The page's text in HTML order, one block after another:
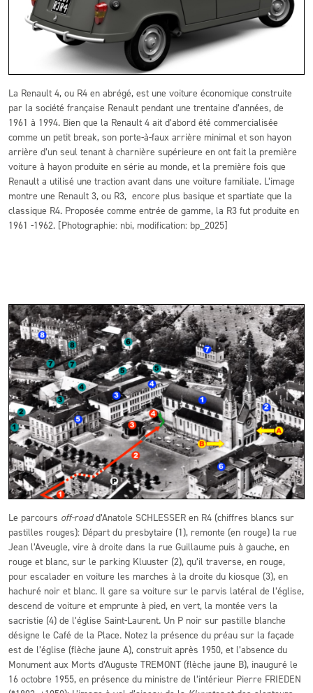
La Renault 4, ou R4 en abrégé, est une voiture économique construite
par la société française Renault pendant une trentaine d’années, de
1961 à 1994. Bien que la Renault 4 ait d’abord été commercialisée
comme un petit break, son porte-à-faux arrière minimal et son hayon
arrière d’un seul tenant à charnière supérieure en ont fait la première
voiture à hayon produite en série au monde, et la première fois que
Renault a utilisé une traction avant dans une voiture familiale. L’image
montre une Renault 3, ou R3, encore plus basique et spartiate que la
classique R4. Proposée comme entrée de gamme, la R3 fut produite en
1961 -1962. [Photographie: nbi, modification: bp_2025]
Le parcours off-roadd’Anatole SCHLESSER en R4 (chiffres blancs sur
pastilles rouges): Départ du presbytaire (1), remonte (en rouge) la rue
Jean l’Aveugle, vire à droite dans la rue Guillaume puis à gauche, en
rouge et blanc, sur le parking Kluuster (2), qu’il traverse, en rouge,
pour escalader en voiture les marches à la droite du kiosque (3), en
hachuré noir et blanc. Il gare sa voiture sur le parvis latéral de l’église,
descend de voiture et emprunte à pied, en vert, la montée vers la
sacristie (4) de l’église Saint-Laurent. Un P noir sur pastille blanche
désigne le Café de la Place. Notez la présence du préau sur la façade
est de l’église (flèche jaune A), construit après 1950, et l’absence du
Monument aux Morts d’Auguste TREMONT (flèche jaune B), inauguré le
16 octobre 1955, en présence du ministre de l’intérieur Pierre FRIEDEN